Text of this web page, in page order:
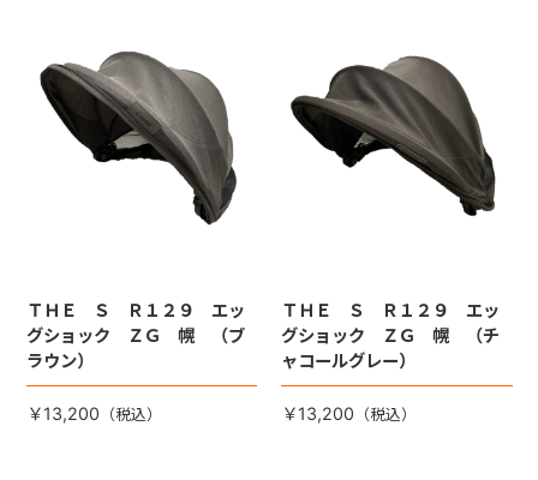
ＴＨＥ Ｓ Ｒ１２９ エッ
グショック ＺＧ 幌 （ブ
ラウン）
￥13,200
ＴＨＥ Ｓ Ｒ１２９ エッ
グショック ＺＧ 幌 （チ
ャコールグレー）
￥13,200